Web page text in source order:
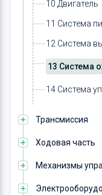
10 Двигатель
11 Система
12 Система
13 Система
14 Система
Трансмиссия
Ходовая часть
Механизмы